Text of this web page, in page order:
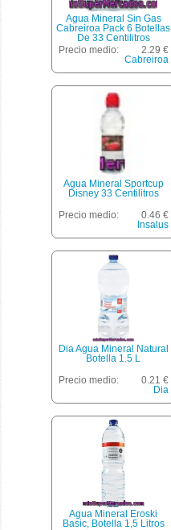
Agua Mineral Sin Gas
Cabreiroa Pack 6 Botellas
De 33 Centilitros
Precio medio:
2.29 €
Cabreiroa
Agua Mineral Sportcup
Disney 33 Centilitros
Precio medio:
0.46 €
Insalus
Dia Agua Mineral Natural
Botella 1.5 L
Precio medio:
0.21 €
Dia
Agua Mineral Eroski
Basic, Botella 1,5 Litros